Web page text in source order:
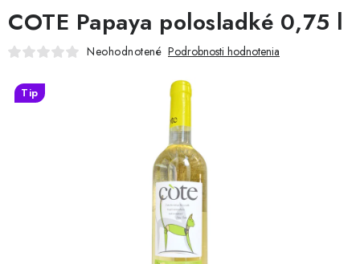
ŠUMIVÉ VÍNO
BLOG
Obchodné podmienky
Podmienky ochrany osobných údajov
COTE Papaya polosladké 0,75 l
Neohodnotené Podrobnosti hodnotenia
Tip